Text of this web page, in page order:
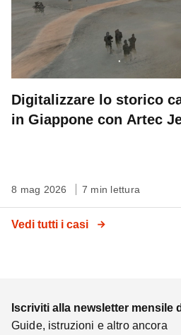
Digitalizzare lo storico
in Giappone con Artec
8 mag 2026 7 min lettura
Vedi tutti i casi
Iscriviti alla newsletter mensile
Guide, istruzioni e altro ancora